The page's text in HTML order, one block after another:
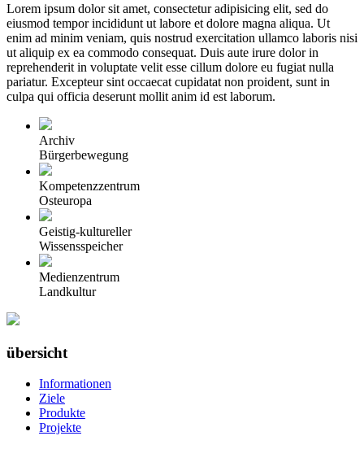
Lorem ipsum dolor sit amet, consectetur adipisicing elit, sed do
eiusmod tempor incididunt ut labore et dolore magna aliqua. Ut
enim ad minim veniam, quis nostrud exercitation ullamco laboris nisi
ut aliquip ex ea commodo consequat. Duis aute irure dolor in
reprehenderit in voluptate velit esse cillum dolore eu fugiat nulla
pariatur. Excepteur sint occaecat cupidatat non proident, sunt in
culpa qui officia deserunt mollit anim id est laborum.
Archiv
Bürgerbewegung
Kompetenzzentrum
Osteuropa
Geistig-kultureller
Wissensspeicher
Medienzentrum
Landkultur
übersicht
Informationen
Ziele
Produkte
Projekte